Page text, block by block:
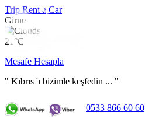
Trip Rent a Car
Girne
21°C
Mesafe Hesapla
" Kıbrıs 'ı bizimle keşfedin ... "
0533 866 60 60